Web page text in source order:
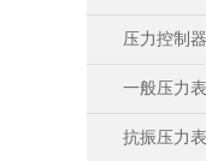
压力控制器
一般压力表
抗振压力表